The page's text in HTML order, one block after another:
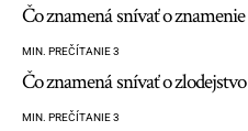
Čo znamená snívať o znamenie
MIN. PREČÍTANIE 3
Čo znamená snívať o zlodejstvo
MIN. PREČÍTANIE 3